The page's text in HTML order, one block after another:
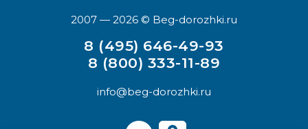
2007 — 2026 © Beg-dorozhki.ru
8 (495) 646-49-93
8 (800) 333-11-89
info@beg-dorozhki.ru